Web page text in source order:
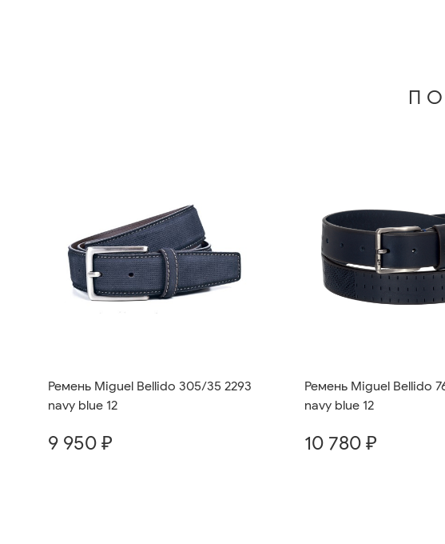
Ремень Miguel Bellido 305/35 2293
navy blue 12
9 950 ₽
Ремень Miguel Bellido
navy blue 12
10 780 ₽